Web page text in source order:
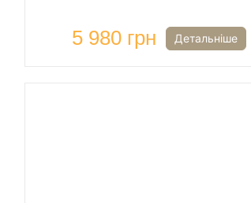
5 980 грн Детальніше